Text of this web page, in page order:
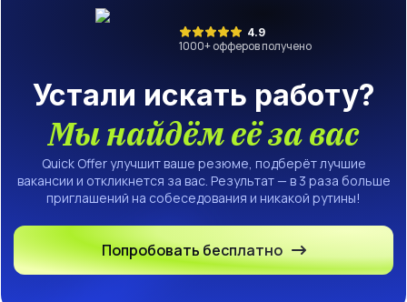
4.9
1000+ офферов получено
Устали искать работу?
Мы найдём её за вас
Quick Offer улучшит ваше резюме, подберёт лучшие
вакансии и откликнется за вас. Результат — в 3 раза больше
приглашений на собеседования и никакой рутины!
Попробовать бесплатно